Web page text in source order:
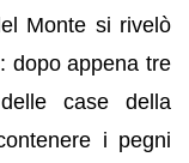
Monte si rivelò
dopo appena tre
case della
i pegni